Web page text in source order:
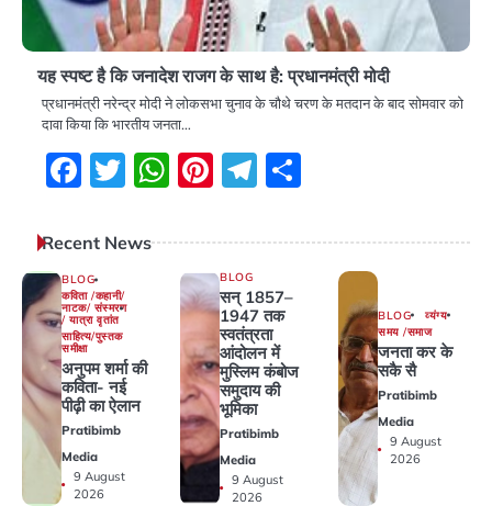
यह स्पष्ट है कि जनादेश राजग के साथ है: प्रधानमंत्री मोदी
प्रधानमंत्री नरेन्द्र मोदी ने लोकसभा चुनाव के चौथे चरण के मतदान के बाद सोमवार को
दावा किया कि भारतीय जनता…
Facebook
Twitter
WhatsApp
Pinterest
Telegram
Recent News
BLOG
कविता /कहानी/
नाटक/ संस्मरण
/ यात्रा वृतांत
साहित्य/पुस्तक
समीक्षा
अनुपम शर्मा की
कविता- नई
पीढ़ी का ऐलान
Pratibimb
Media
9 August
2026
BLOG
सन् 1857–
1947 तक
स्वतंत्रता
आंदोलन में
मुस्लिम कंबोज
समुदाय की
भूमिका
Pratibimb
Media
9 August
2026
BLOG
व्यंग्य
समय /समाज
जनता कर के
सकै सै
Pratibimb
Media
9 August
2026